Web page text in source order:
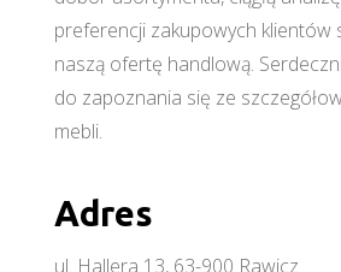
preferencji zakupowych klientów
naszą ofertę handlową.
do zapoznania się ze
mebli.
Adres
ul. Hallera 13, 63-900 Rawicz